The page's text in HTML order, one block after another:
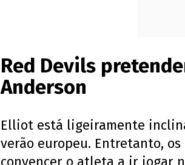
Red Devils
Anderson
Elliot está ligeiramente
verão europeu. Entretanto,